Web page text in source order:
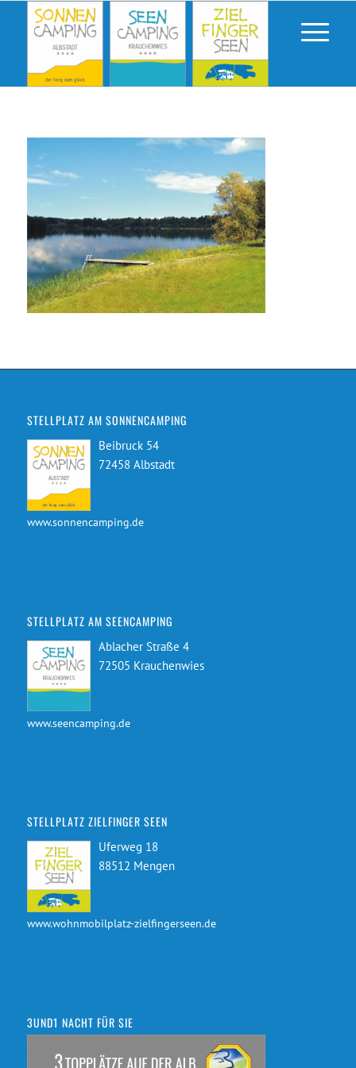
STELLPLATZ AM SONNENCAMPING
Beibruck 54
72458 Albstadt
www.sonnencamping.de
STELLPLATZ AM SEENCAMPING
Ablacher Straße 4
72505 Krauchenwies
www.seencamping.de
STELLPLATZ ZIELFINGER SEEN
Uferweg 18
88512 Mengen
www.wohnmobilplatz-zielfingerseen.de
3UND1 NACHT FÜR SIE